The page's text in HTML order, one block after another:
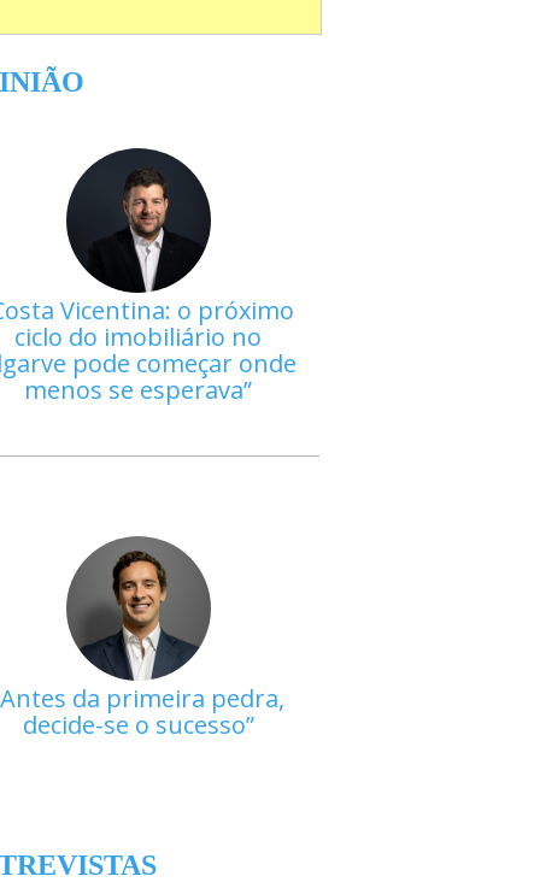
Vicentina: o próximo
ciclo do imobiliário no
pode começar onde
menos se esperava
Antes da primeira pedra,
decide-se o sucesso